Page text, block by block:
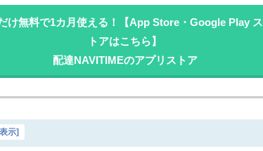
け無料で1カ月使える！【App Store・Google Play ス
トアはこちら】
配達NAVITIMEのアプリストア
表示]